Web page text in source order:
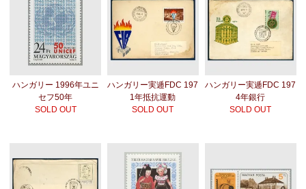
ハンガリー 1996年ユニ
セフ50年
SOLD OUT
ハンガリー実逓FDC 197
1年抵抗運動
SOLD OUT
ハンガリー実逓FDC 197
4年銀行
SOLD OUT